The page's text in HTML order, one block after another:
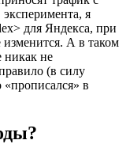
эксперимента, я
для Яндекса, при
А в таком
никак не
(в силу
«прописался» в